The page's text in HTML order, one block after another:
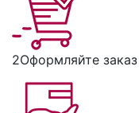
2Оформляйте заказ